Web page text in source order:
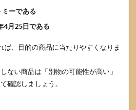
ミーである
4月25日である
ば、目的の商品に当たりやすくなりま
ない商品は「別物の可能性が高い」
確認しましょう。